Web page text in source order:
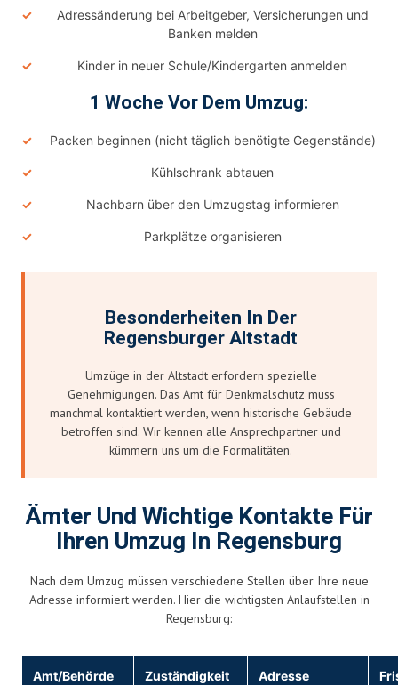
Adressänderung bei Arbeitgeber, Versicherungen und
Banken melden
Kinder in neuer Schule/Kindergarten anmelden
1 Woche Vor Dem Umzug:
Packen beginnen (nicht täglich benötigte Gegenstände)
Kühlschrank abtauen
Nachbarn über den Umzugstag informieren
Parkplätze organisieren
Besonderheiten In Der
Regensburger Altstadt
Umzüge in der Altstadt erfordern spezielle
Genehmigungen. Das Amt für Denkmalschutz muss
manchmal kontaktiert werden, wenn historische Gebäude
betroffen sind. Wir kennen alle Ansprechpartner und
kümmern uns um die Formalitäten.
Ämter Und Wichtige Kontakte Für
Ihren Umzug In Regensburg
Nach dem Umzug müssen verschiedene Stellen über Ihre neue
Adresse informiert werden. Hier die wichtigsten Anlaufstellen in
Regensburg:
Amt/Behörde Zuständigkeit Adresse